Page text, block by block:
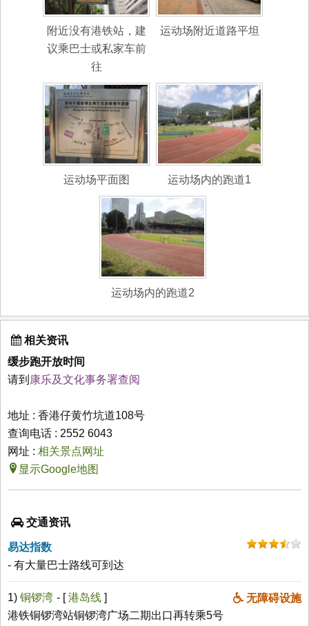
附近没有港铁站，建
议乘巴士或私家车前
往
运动场附近道路平坦
运动场平面图 运动场内的跑道1
运动场内的跑道2
相关资讯
缓步跑开放时间
请到 康乐及文化事务署查阅
地址 : 香港仔黄竹坑道108号
查询电话 : 2552 6043
网址 : 相关景点网址
显示Google地图
交通资讯
易达指数
- 有大量巴士路线可到达
1) 铜锣湾 无障碍设施
- [港岛线 ]
港铁铜锣湾站铜锣湾广场二期出口再转乘5号